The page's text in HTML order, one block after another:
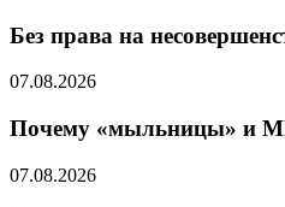
Без права на
07.08.2026
Почему «мыльницы» и
07.08.2026